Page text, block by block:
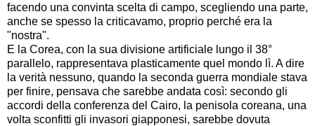
facendo una convinta scelta di campo, scegliendo una parte,
anche se spesso la criticavamo, proprio perché era la
"nostra".
E la Corea, con la sua divisione artificiale lungo il 38°
parallelo, rappresentava plasticamente quel mondo lì. A dire
la verità nessuno, quando la seconda guerra mondiale stava
per finire, pensava che sarebbe andata così: secondo gli
accordi della conferenza del Cairo, la penisola coreana, una
volta sconfitti gli invasori giapponesi, sarebbe dovuta